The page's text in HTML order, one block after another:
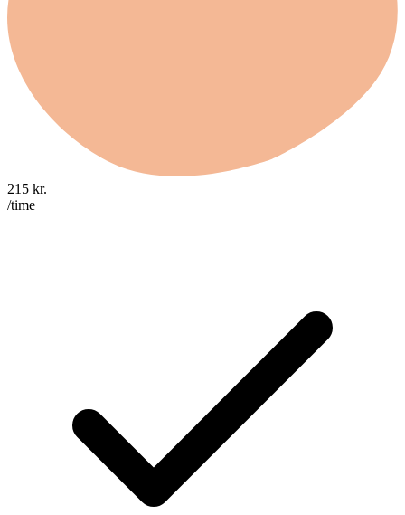
215 kr.
/time